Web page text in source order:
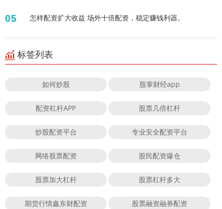
05 怎样配资扩大收益 场外十倍配资，稳定赚钱利器。
标签列表
如何炒股 股掌财经app
配资杠杆APP 股票几倍杠杆
炒股配资平台 专业安全配资平台
网络股票配资 股民配资爆仓
股票加大杠杆 股票杠杆多大
期货行情鑫东财配资 股票融资融券配资